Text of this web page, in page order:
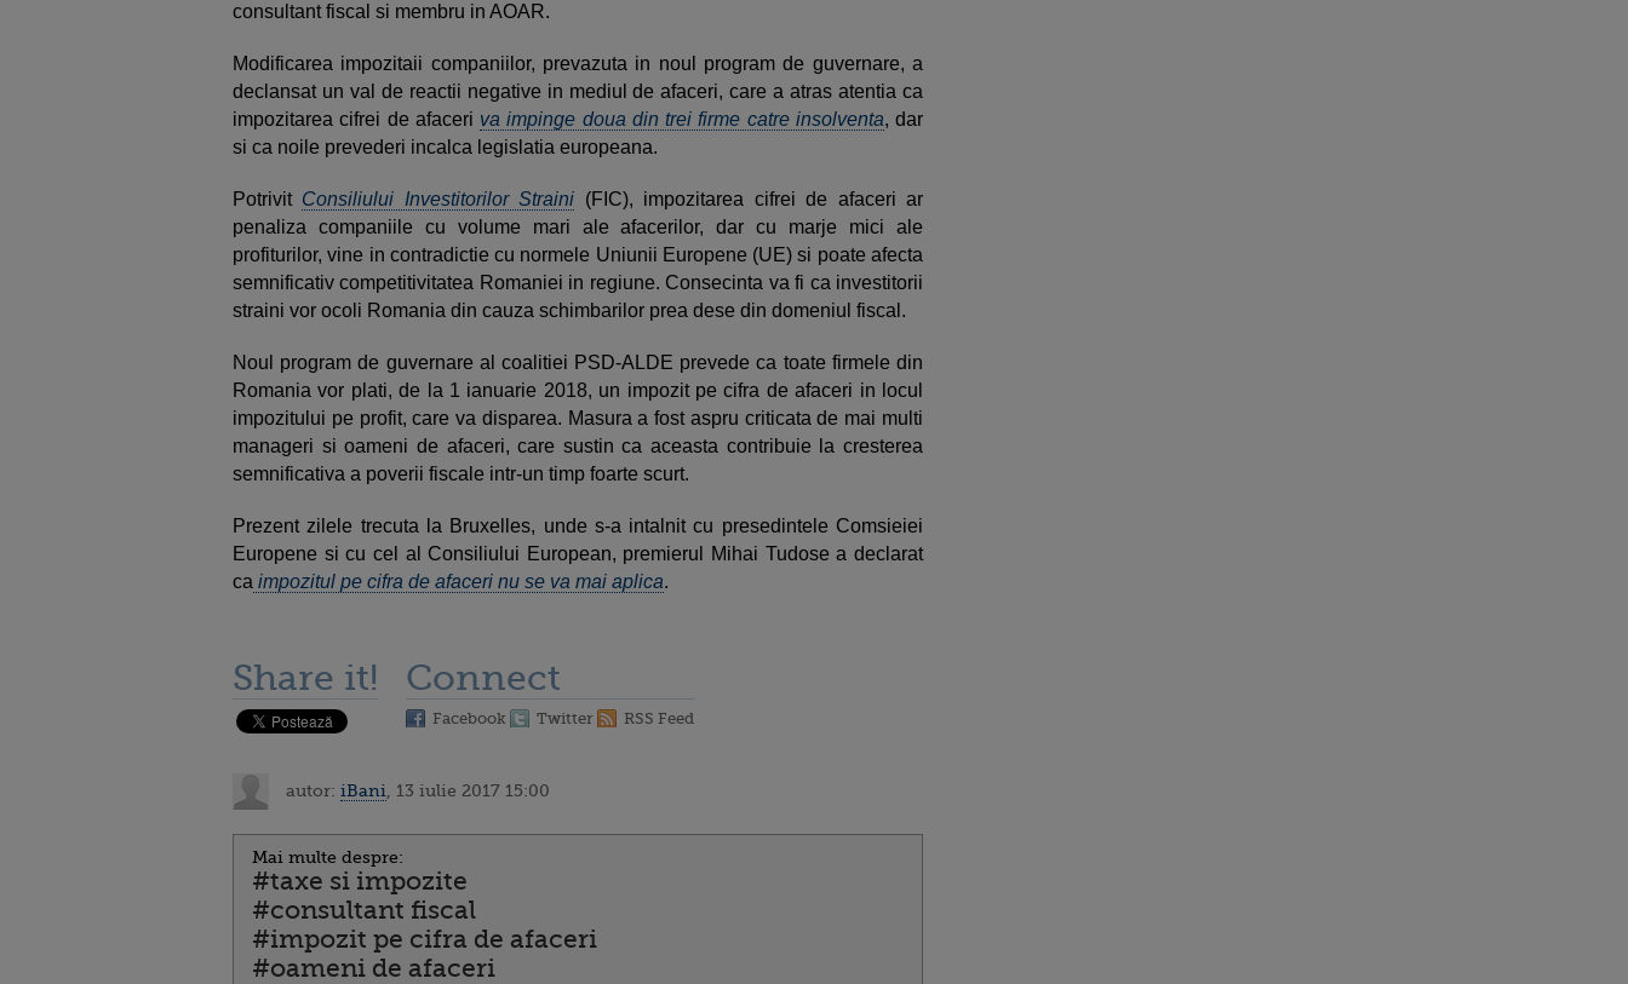
consultant fiscal si membru in AOAR.
Modificarea impozitaii companiilor, prevazuta in noul program de guvernare, a
declansat un val de reactii negative in mediul de afaceri, care a atras atentia ca
impozitarea cifrei de afaceri va impinge doua din trei firme catre insolventa, dar
si ca noile prevederi incalca legislatia europeana.
Potrivit Consiliului Investitorilor Straini (FIC), impozitarea cifrei de afaceri ar
penaliza companiile cu volume mari ale afacerilor, dar cu marje mici ale
profiturilor, vine in contradictie cu normele Uniunii Europene (UE) si poate afecta
semnificativ competitivitatea Romaniei in regiune. Consecinta va fi ca investitorii
straini vor ocoli Romania din cauza schimbarilor prea dese din domeniul fiscal.
Noul program de guvernare al coalitiei PSD-ALDE prevede ca toate firmele din
Romania vor plati, de la 1 ianuarie 2018, un impozit pe cifra de afaceri in locul
impozitului pe profit, care va disparea. Masura a fost aspru criticata de mai multi
manageri si oameni de afaceri, care sustin ca aceasta contribuie la cresterea
semnificativa a poverii fiscale intr-un timp foarte scurt.
Prezent zilele trecuta la Bruxelles, unde s-a intalnit cu presedintele Comsieiei
Europene si cu cel al Consiliului European, premierul Mihai Tudose a declarat
ca impozitul pe cifra de afaceri nu se va mai aplica.
Share it! Connect
Facebook Twitter RSS Feed
autor: iBani , 13 iulie 2017 15:00
Mai multe despre:
#taxe si impozite
#consultant fiscal
#impozit pe cifra de afaceri
#oameni de afaceri